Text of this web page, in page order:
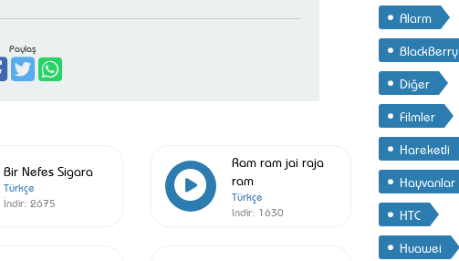
Paylaş
Bir Nefes Sigara
Türkçe
İndir: 2675
Ram ram jai raja
ram
Türkçe
İndir: 1630
Alarm
BlackBerry
Diğer
Filmler
Hareketli
Hayvanlar
HTC
Huawei